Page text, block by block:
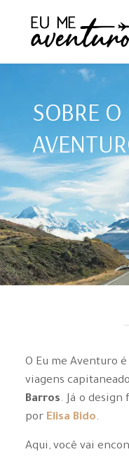
SOBRE
O Eu me Aventuro
viagens
Barros. Já o
por Elisa Bido.
Aqui, você vai